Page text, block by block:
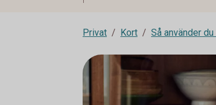
Privat Kort Så använder